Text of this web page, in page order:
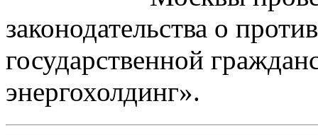
законодательства о
государственной
энергохолдинг».